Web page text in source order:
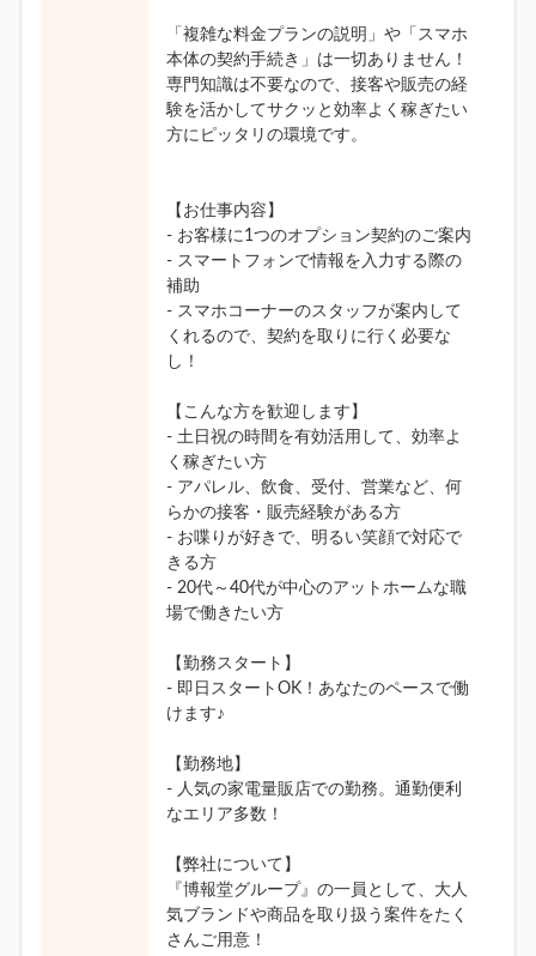
「複雑な料金プランの説明」や「スマホ
本体の契約手続き」は一切ありません！
専門知識は不要なので、接客や販売の経
験を活かしてサクッと効率よく稼ぎたい
方にピッタリの環境です。
【お仕事内容】
- お客様に1つのオプション契約のご案内
- スマートフォンで情報を入力する際の
補助
- スマホコーナーのスタッフが案内して
くれるので、契約を取りに行く必要な
し！
【こんな方を歓迎します】
- 土日祝の時間を有効活用して、効率よ
く稼ぎたい方
- アパレル、飲食、受付、営業など、何
らかの接客・販売経験がある方
- お喋りが好きで、明るい笑顔で対応で
きる方
- 20代～40代が中心のアットホームな職
場で働きたい方
【勤務スタート】
- 即日スタートOK！あなたのペースで働
けます♪
【勤務地】
- 人気の家電量販店での勤務。通勤便利
なエリア多数！
【弊社について】
『博報堂グループ』の一員として、大人
気ブランドや商品を取り扱う案件をたく
さんご用意！